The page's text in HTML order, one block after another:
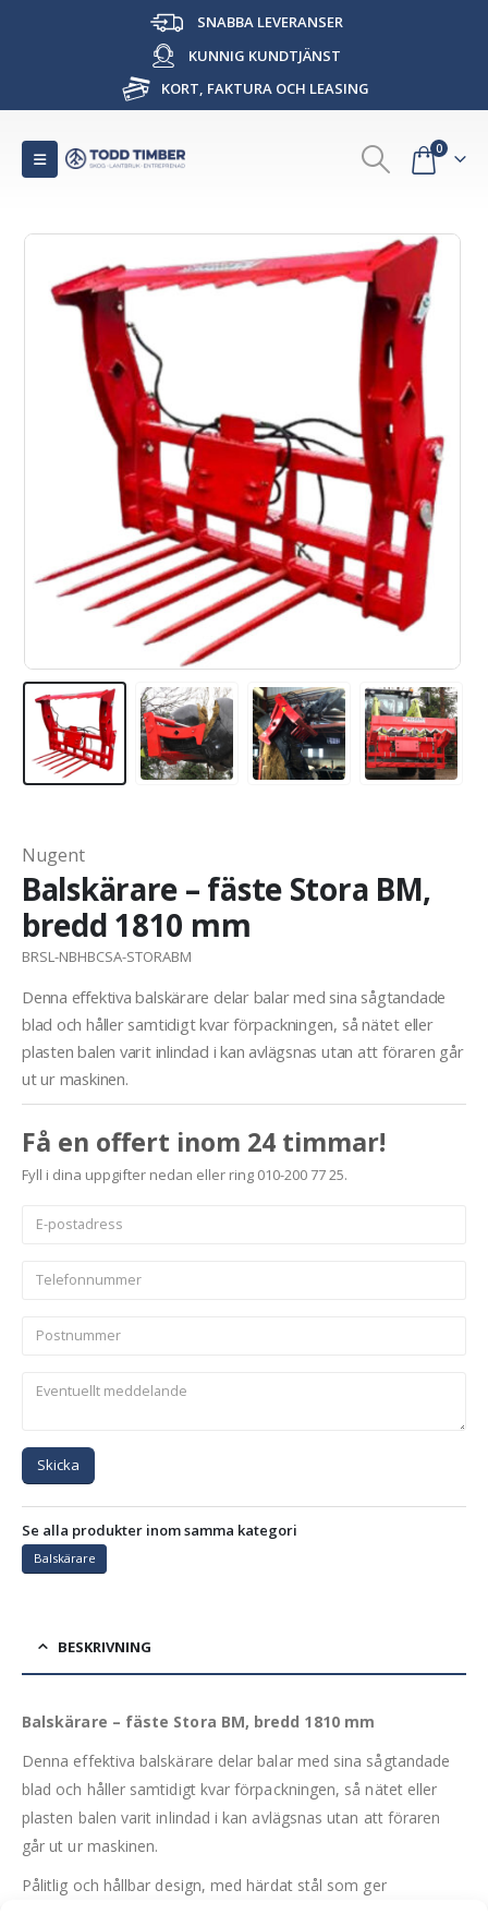
SNABBA LEVERANSER
KUNNIG KUNDTJÄNST
KORT, FAKTURA OCH LEASING
0
Nugent
Balskärare – fäste Stora BM,
bredd 1810 mm
BRSL-NBHBCSA-STORABM
Denna effektiva balskärare delar balar med sina sågtandade
blad och håller samtidigt kvar förpackningen, så nätet eller
plasten balen varit inlindad i kan avlägsnas utan att föraren går
ut ur maskinen.
Få en offert inom 24 timmar!
Fyll i dina uppgifter nedan eller ring 010-200 77 25.
Skicka
Se alla produkter inom samma kategori
Balskärare
BESKRIVNING
Balskärare – fäste Stora BM, bredd 1810 mm
Denna effektiva balskärare delar balar med sina sågtandade
blad och håller samtidigt kvar förpackningen, så nätet eller
plasten balen varit inlindad i kan avlägsnas utan att föraren
går ut ur maskinen.
Pålitlig och hållbar design, med härdat stål som ger